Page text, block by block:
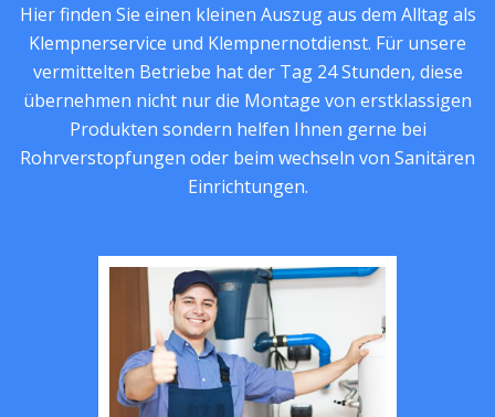
Hier finden Sie einen kleinen Auszug aus dem Alltag als
Klempnerservice und Klempnernotdienst. Für unsere
vermittelten Betriebe hat der Tag 24 Stunden, diese
übernehmen nicht nur die Montage von erstklassigen
Produkten sondern helfen Ihnen gerne bei
Rohrverstopfungen oder beim wechseln von Sanitären
Einrichtungen.